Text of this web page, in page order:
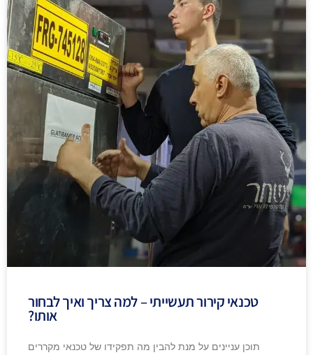
טכנאי קירור תעשייתי – למה צריך ואיך לבחור
אותו?
תוכן עניינים על מנת להבין מה תפקידו של טכנאי מקררים